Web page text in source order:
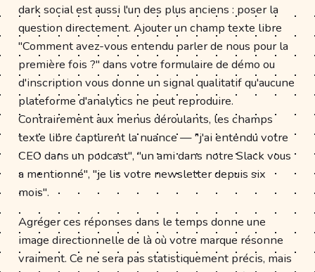
dark social est aussi l'un des plus anciens : poser la
question directement. Ajouter un champ texte libre
"Comment avez-vous entendu parler de nous pour la
première fois ?" dans votre formulaire de démo ou
d'inscription vous donne un signal qualitatif qu'aucune
plateforme d'analytics ne peut reproduire.
Contrairement aux menus déroulants, les champs
texte libre capturent la nuance — "j'ai entendu votre
CEO dans un podcast", "un ami dans notre Slack vous
a mentionné", "je lis votre newsletter depuis six
mois".
Agréger ces réponses dans le temps donne une
image directionnelle de là où votre marque résonne
vraiment. Ce ne sera pas statistiquement précis, mais